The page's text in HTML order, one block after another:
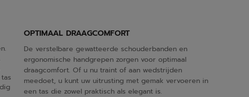
OPTIMAAL DRAAGCOMFORT
De verstelbare gewatteerde schouderbanden en
ergonomische handgrepen zorgen voor optimaal
draagcomfort. Of u nu traint of aan wedstrijden
meedoet, u kunt uw uitrusting met gemak vervoeren in
een tas die zowel praktisch als elegant is.